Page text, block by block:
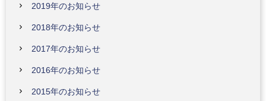
2019年のお知らせ
2018年のお知らせ
2017年のお知らせ
2016年のお知らせ
2015年のお知らせ